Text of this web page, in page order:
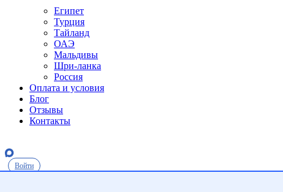
Египет
Турция
Тайланд
ОАЭ
Мальдивы
Шри-ланка
Россия
Оплата и условия
Блог
Отзывы
Контакты
Войти